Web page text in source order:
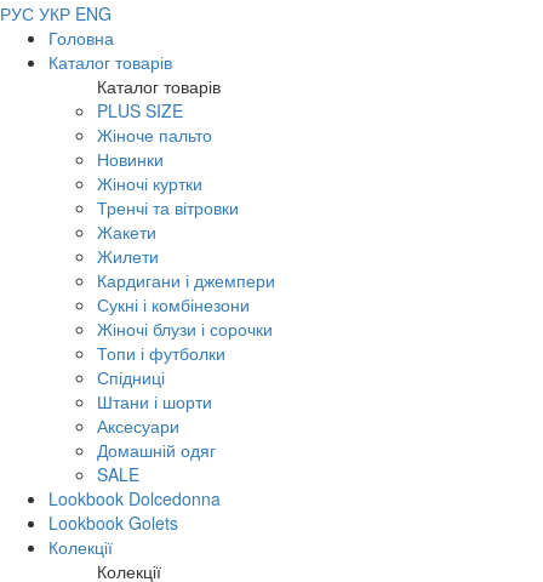
РУС УКР ENG
Головна
Каталог товарів
Каталог товарів
PLUS SIZE
Жіноче пальто
Новинки
Жіночі куртки
Тренчі та вітровки
Жакети
Жилети
Кардигани і джемпери
Сукні і комбінезони
Жіночі блузи і сорочки
Топи і футболки
Спідниці
Штани і шорти
Аксесуари
Домашній одяг
SALE
Lookbook Dolcedonna
Lookbook Golets
Колекції
Колекції